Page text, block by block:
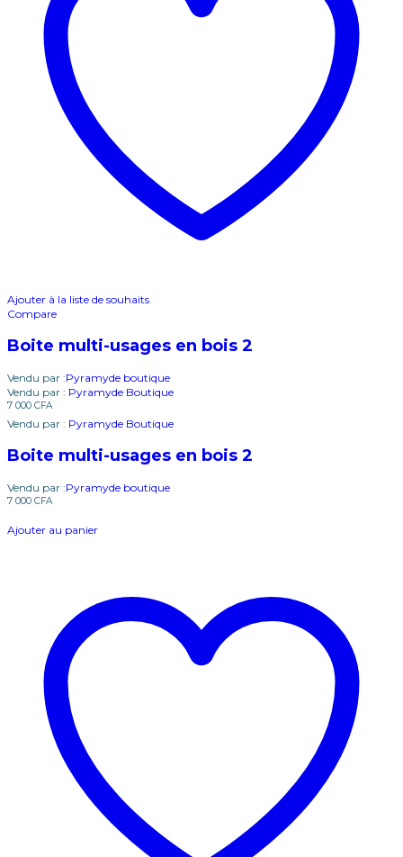
Ajouter à la liste de souhaits
Compare
Boite multi-usages en bois 2
Vendu par :Pyramyde boutique
Vendu par : Pyramyde Boutique
7 000 CFA
Vendu par : Pyramyde Boutique
Boite multi-usages en bois 2
Vendu par :Pyramyde boutique
7 000 CFA
Ajouter au panier